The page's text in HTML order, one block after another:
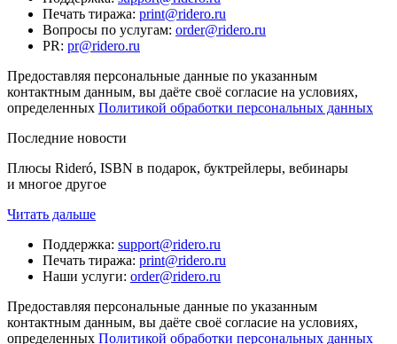
Печать тиража: print@ridero.ru
Вопросы по услугам: order@ridero.ru
PR: pr@ridero.ru
Предоставляя персональные данные по указанным
контактным данным, вы даёте своё согласие на условиях,
определенных Политикой обработки персональных данных
Последние новости
Плюсы Rideró, ISBN в подарок, буктрейлеры, вебинары
и многое другое
Читать дальше
Поддержка: support@ridero.ru
Печать тиража: print@ridero.ru
Наши услуги: order@ridero.ru
Предоставляя персональные данные по указанным
контактным данным, вы даёте своё согласие на условиях,
определенных Политикой обработки персональных данных